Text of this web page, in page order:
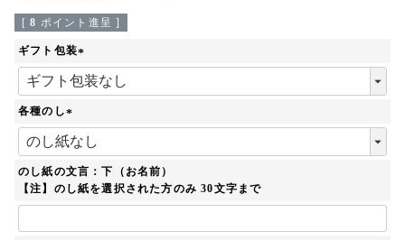
[ 8 ポイント進呈 ]
ギフト包装
必
各種のし
(
必
須
)
のし紙の文言：下（お名前）
【注】のし紙を選択された方のみ 30文字まで